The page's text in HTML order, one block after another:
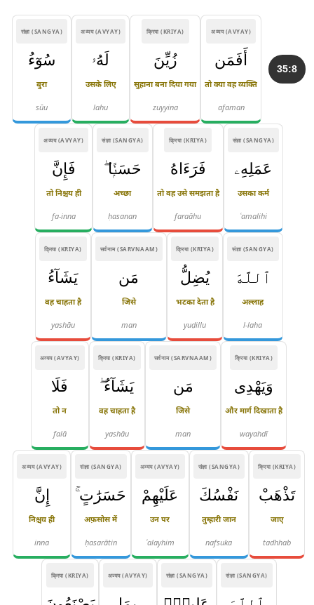
35:8
अव्यय (AVYAY)
أَفَمَن
तो क्या वह व्यक्ति
afaman
क्रिया (KRIYA)
زُيِّنَ
सुहाना बना दिया गया
zuyyina
अव्यय (AVYAY)
لَهُۥ
उसके लिए
lahu
संज्ञा (SANGYA)
سُوٓءُ
बुरा
sūu
संज्ञा (SANGYA)
عَمَلِهِۦ
उसका कर्म
ʿamalihi
क्रिया (KRIYA)
فَرَءَاهُ
तो वह उसे समझता है
faraāhu
संज्ञा (SANGYA)
حَسَنًۭا ۖ
अच्छा
ḥasanan
अव्यय (AVYAY)
فَإِنَّ
तो निश्चय ही
fa-inna
संज्ञा (SANGYA)
ٱللَّهَ
अल्लाह
l-laha
क्रिया (KRIYA)
يُضِلُّ
भटका देता है
yuḍillu
सर्वनाम (SARVNAAM)
مَن
जिसे
man
क्रिया (KRIYA)
يَشَآءُ
वह चाहता है
yashāu
क्रिया (KRIYA)
وَيَهْدِى
और मार्ग दिखाता है
wayahdī
सर्वनाम (SARVNAAM)
مَن
जिसे
man
क्रिया (KRIYA)
يَشَآءُ ۖ
वह चाहता है
yashāu
अव्यय (AVYAY)
فَلَا
तो न
falā
क्रिया (KRIYA)
تَذْهَبْ
जाए
tadhhab
संज्ञा (SANGYA)
نَفْسُكَ
तुम्हारी जान
nafsuka
अव्यय (AVYAY)
عَلَيْهِمْ
उन पर
ʿalayhim
संज्ञा (SANGYA)
حَسَرَٰتٍ ۚ
अफ़सोस में
ḥasarātin
अव्यय (AVYAY)
إِنَّ
निश्चय ही
inna
संज्ञा (SANGYA)
संज्ञा (SANGYA)
अव्यय (AVYAY)
क्रिया (KRIYA)